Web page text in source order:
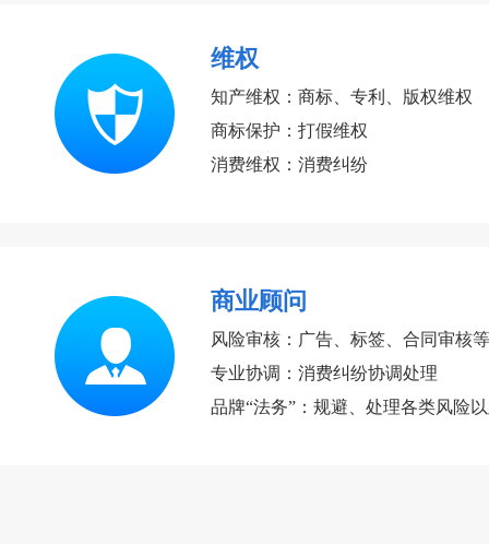
维权
知产维权：商标、专利、版权维权
商标保护：打假维权
消费维权：消费纠纷
商业顾问
风险审核：广告、标签、合同审核等
专业协调：消费纠纷协调处理
品牌“法务”：规避、处理各类风险